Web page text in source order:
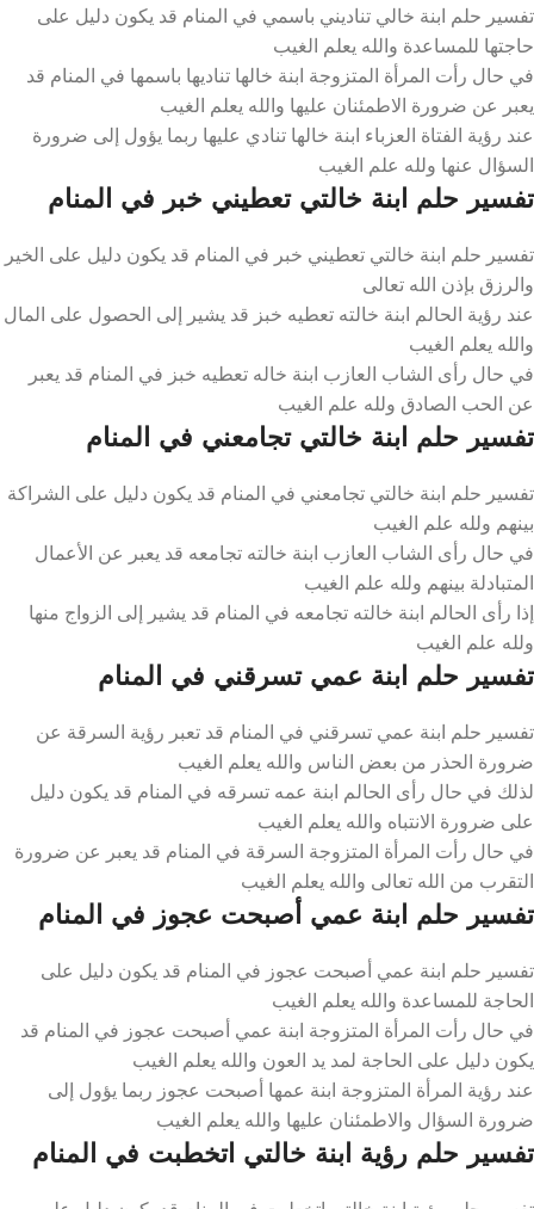
تفسير حلم ابنة خالي تناديني باسمي في المنام قد يكون دليل على
حاجتها للمساعدة والله يعلم الغيب
في حال رأت المرأة المتزوجة ابنة خالها تناديها باسمها في المنام قد
يعبر عن ضرورة الاطمئنان عليها والله يعلم الغيب
عند رؤية الفتاة العزباء ابنة خالها تنادي عليها ربما يؤول إلى ضرورة
السؤال عنها ولله علم الغيب
تفسير حلم ابنة خالتي تعطيني خبر في المنام
تفسير حلم ابنة خالتي تعطيني خبر في المنام قد يكون دليل على الخير
والرزق بإذن الله تعالى
عند رؤية الحالم ابنة خالته تعطيه خبز قد يشير إلى الحصول على المال
والله يعلم الغيب
في حال رأى الشاب العازب ابنة خاله تعطيه خبز في المنام قد يعبر
عن الحب الصادق ولله علم الغيب
تفسير حلم ابنة خالتي تجامعني في المنام
تفسير حلم ابنة خالتي تجامعني في المنام قد يكون دليل على الشراكة
بينهم ولله علم الغيب
في حال رأى الشاب العازب ابنة خالته تجامعه قد يعبر عن الأعمال
المتبادلة بينهم ولله علم الغيب
إذا رأى الحالم ابنة خالته تجامعه في المنام قد يشير إلى الزواج منها
ولله علم الغيب
تفسير حلم ابنة عمي تسرقني في المنام
تفسير حلم ابنة عمي تسرقني في المنام قد تعبر رؤية السرقة عن
ضرورة الحذر من بعض الناس والله يعلم الغيب
لذلك في حال رأى الحالم ابنة عمه تسرقه في المنام قد يكون دليل
على ضرورة الانتباه والله يعلم الغيب
في حال رأت المرأة المتزوجة السرقة في المنام قد يعبر عن ضرورة
التقرب من الله تعالى والله يعلم الغيب
تفسير حلم ابنة عمي أصبحت عجوز في المنام
تفسير حلم ابنة عمي أصبحت عجوز في المنام قد يكون دليل على
الحاجة للمساعدة والله يعلم الغيب
في حال رأت المرأة المتزوجة ابنة عمي أصبحت عجوز في المنام قد
يكون دليل على الحاجة لمد يد العون والله يعلم الغيب
عند رؤية المرأة المتزوجة ابنة عمها أصبحت عجوز ربما يؤول إلى
ضرورة السؤال والاطمئنان عليها والله يعلم الغيب
تفسير حلم رؤية ابنة خالتي اتخطبت في المنام